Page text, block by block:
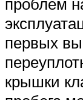
первых
крышки